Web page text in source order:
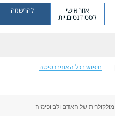
אזור אישי
לסטודנטים.יות
להרשמה
חיפוש בכל האוניברסיטה
של האדם ולביוכימיה